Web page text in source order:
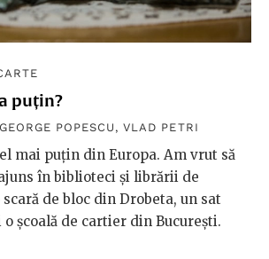
puțin?
GEORGE POPESCU ,VLAD PETRI
mai puțin din Europa. Am vrut să
în biblioteci și librării de
de bloc din Drobeta, un sat
o școală de cartier din București.